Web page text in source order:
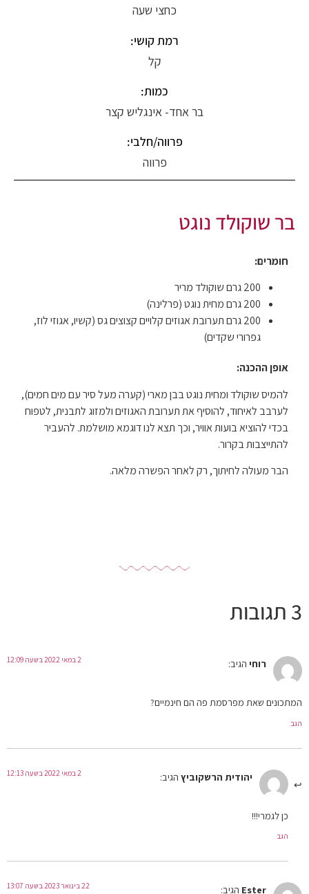
כחצי שעה
רמת קושי:
קל
כמות:
בר אחד- אינגליש קצר
פרווה/חלבי:
פרווה
בר שוקולד נוגט
חומרים:
200 גרם שוקולד מריר
200 גרם מחית נוגט (פרלינה)
200 גרם תערובת אגוזים קלויים קצוצים גס (קשיו, אגוזי לוז,
גפרורי שקדים)
אופן ההכנה:
להמיס שוקולד ומחית נוגט בבן מארי (קערה מעל סיר עם מים חמים),
לערבב לאיחוד, להוסיף את תערובת האגוזים ולמזוג לתבנית, לטפוח
בכדי להוציא בועות אוויר, וכך תצא לנו דוגמא מושלמת. להעביר
להתייצבות בקרור.
הבר מעולה לחיתוך, רק לאחר הפשרה מלאה.
3 תגובות
רוחי הגיב: 2 במאי 2022 בשעה 12:09
המתכונים שאת מפרסמת פה הם חינמיים?
הגב
יהודית הרשקוביץ הגיב: 2 במאי 2022 בשעה 12:13
כן לגמרי!!!
הגב
Ester הגיב: 22 בינואר 2023 בשעה 13:07